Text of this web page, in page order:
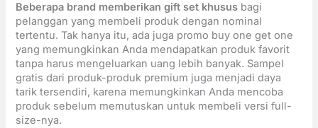
Beberapa brand memberikan gift set khusus bagi
pelanggan yang membeli produk dengan nominal
tertentu. Tak hanya itu, ada juga promo buy one get one
yang memungkinkan Anda mendapatkan produk favorit
tanpa harus mengeluarkan uang lebih banyak. Sampel
gratis dari produk-produk premium juga menjadi daya
tarik tersendiri, karena memungkinkan Anda mencoba
produk sebelum memutuskan untuk membeli versi full-
size-nya.